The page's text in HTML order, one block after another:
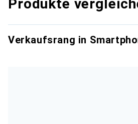
Produkte
Verkaufsrang in